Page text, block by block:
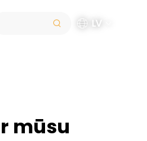
LV
mūsu